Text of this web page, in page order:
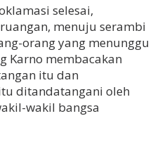
selesai,
menuju serambi
orang yang menunggu
Karno membacakan
itu dan
ditandatangani oleh
wakil bangsa